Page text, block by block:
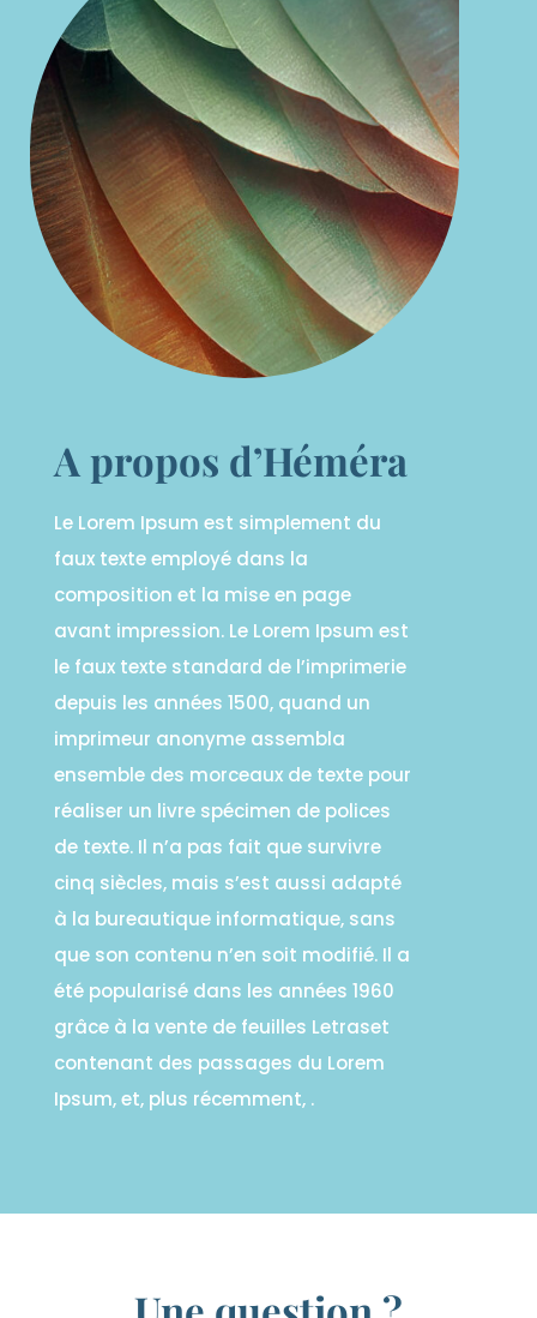
A propos d’Héméra
Le Lorem Ipsum est simplement du
faux texte employé dans la
composition et la mise en page
avant impression. Le Lorem Ipsum est
le faux texte standard de l’imprimerie
depuis les années 1500, quand un
imprimeur anonyme assembla
ensemble des morceaux de texte pour
réaliser un livre spécimen de polices
de texte. Il n’a pas fait que survivre
cinq siècles, mais s’est aussi adapté
à la bureautique informatique, sans
que son contenu n’en soit modifié. Il a
été popularisé dans les années 1960
grâce à la vente de feuilles Letraset
contenant des passages du Lorem
Ipsum, et, plus récemment, .